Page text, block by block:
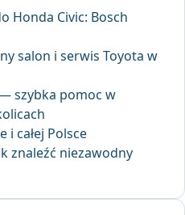
Honda Civic: Bosch
salon i serwis Toyota w
szybka pomoc w
i całej Polsce
znaleźć niezawodny